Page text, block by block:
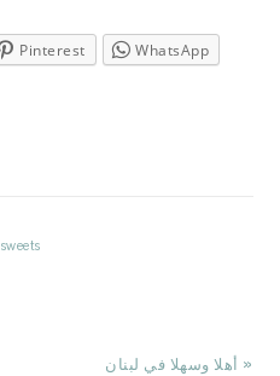
Pinterest WhatsApp
sweets
Next
أهلا وسهلا في لبنان »